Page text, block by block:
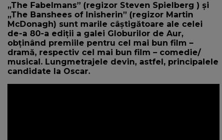
„The Fabelmans” (regizor Steven Spielberg ) şi
„The Banshees of Inisherin” (regizor Martin
McDonagh) sunt marile câştigătoare ale celei
de-a 80-a ediţii a galei Globurilor de Aur,
obţinând premiile pentru cel mai bun film –
dramă, respectiv cel mai bun film – comedie/
musical. Lungmetrajele devin, astfel, principalele
candidate la Oscar.